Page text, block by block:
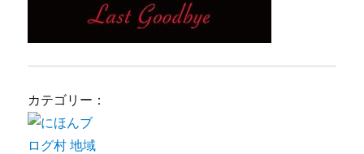
カテゴリー：